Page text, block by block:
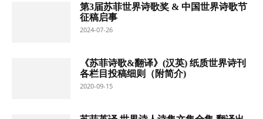
第3届苏菲世界诗歌奖 & 中国世界诗歌节
征稿启事
2024-07-26
《苏菲诗歌&翻译》(汉英) 纸质世界诗刊
各栏目投稿细则（附简介)
2020-09-15